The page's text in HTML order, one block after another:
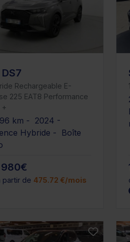
DS7
Rechargeable E-
225 EAT8 Performance
+
km - 2024 -
Hybride - Boîte
partir de 475.72 €/mois